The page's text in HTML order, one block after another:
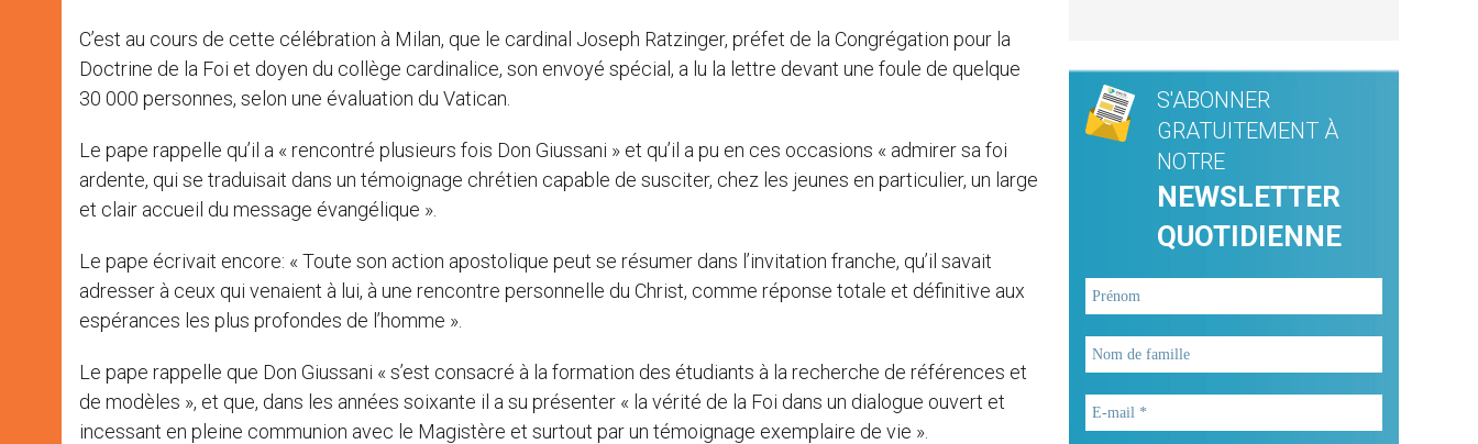
C’est au cours de cette célébration à Milan, que le cardinal Joseph Ratzinger, préfet de la Congrégation pour la
Doctrine de la Foi et doyen du collège cardinalice, son envoyé spécial, a lu la lettre devant une foule de quelque
30 000 personnes, selon une évaluation du Vatican.
Le pape rappelle qu’il a « rencontré plusieurs fois Don Giussani » et qu’il a pu en ces occasions « admirer sa foi
ardente, qui se traduisait dans un témoignage chrétien capable de susciter, chez les jeunes en particulier, un large
et clair accueil du message évangélique ».
Le pape écrivait encore: « Toute son action apostolique peut se résumer dans l’invitation franche, qu’il savait
adresser à ceux qui venaient à lui, à une rencontre personnelle du Christ, comme réponse totale et définitive aux
espérances les plus profondes de l’homme ».
Le pape rappelle que Don Giussani « s’est consacré à la formation des étudiants à la recherche de références et
de modèles », et que, dans les années soixante il a su présenter « la vérité de la Foi dans un dialogue ouvert et
incessant en pleine communion avec le Magistère et surtout par un témoignage exemplaire de vie ».
S'ABONNER
GRATUITEMENT À
NOTRE
NEWSLETTER
QUOTIDIENNE